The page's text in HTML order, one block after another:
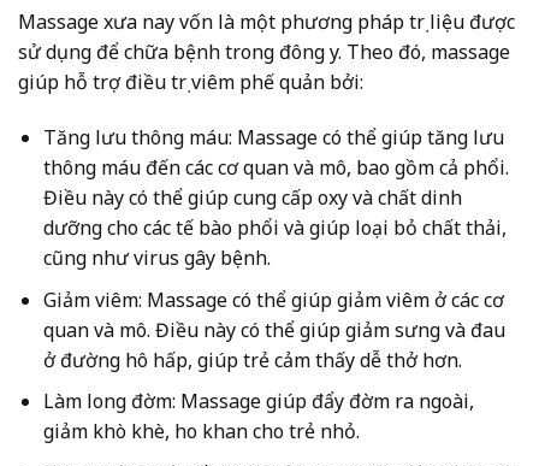
Massage xưa nay vốn là một phương pháp trị liệu được
sử dụng để chữa bệnh trong đông y. Theo đó, massage
giúp hỗ trợ điều trị viêm phế quản bởi:
Tăng lưu thông máu: Massage có thể giúp tăng lưu
thông máu đến các cơ quan và mô, bao gồm cả phổi.
Điều này có thể giúp cung cấp oxy và chất dinh
dưỡng cho các tế bào phổi và giúp loại bỏ chất thải,
cũng như virus gây bệnh.
Giảm viêm: Massage có thể giúp giảm viêm ở các cơ
quan và mô. Điều này có thể giúp giảm sưng và đau
ở đường hô hấp, giúp trẻ cảm thấy dễ thở hơn.
Làm long đờm: Massage giúp đẩy đờm ra ngoài,
giảm khò khè, ho khan cho trẻ nhỏ.